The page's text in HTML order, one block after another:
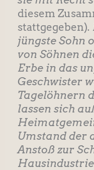
diesem
stattgegeben).
jüngste Sohn
von Söhnen
Erbe in das
Geschwister
Tagelöhnern
lassen sich
Umstand der
Anstoß zur